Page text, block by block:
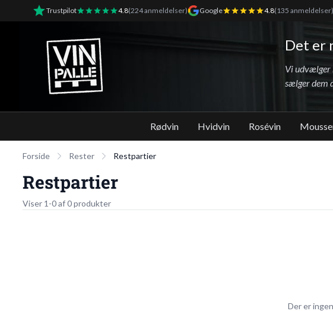
Trustpilot 4.8(224 anmeldelser) Google 4.8(135 anmeldelser)
Vinpalle - Forside Det er
Vi udvælger
sælger dem
Rødvin Hvidvin Rosévin
Forside Rester Restpartier
Restpartier
Viser 1-0 af 0 produkter
Der er